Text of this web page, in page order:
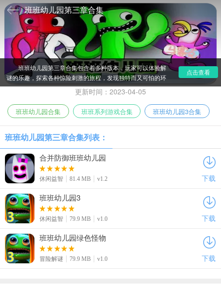
班班幼儿园第三章合集
班班幼儿园第三章合集包含着多种版本，玩家可以体验解
谜的乐趣，探索各种惊险刺激的旅程，发现独特而又可怕的环
境，还有很多可怕的设定令人胆寒。让你感受解谜的快乐，一
点击查看
更新时间：2023-04-05
班班幼儿园合集 班班系列游戏合集 班班幼儿园3合集
班班幼儿园第三章合集列表：
合并防御班班幼儿园
休闲益智 81.4 MB v1.2 下载
班班幼儿园3
休闲益智 79.9 MB v1.0 下载
班班幼儿园绿色怪物
冒险解谜 79.9 MB v1.0 下载